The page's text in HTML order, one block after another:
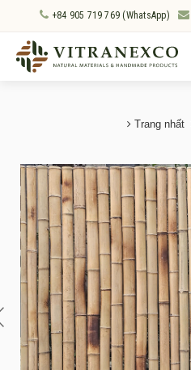
+84 905 719 769 (WhatsApp)
Trang nhất